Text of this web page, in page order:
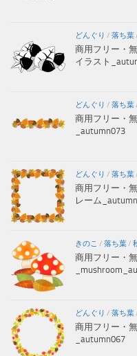
どんぐり / 落ち葉
商用フリー・
イラスト
どんぐり / 落ち葉
商用フリー・
_autumn073
どんぐり / 落ち葉
商用フリー・
レーム
きのこ / 落ち葉/
商用フリー・
どんぐり / 落ち葉
商用フリー・
_autumn067